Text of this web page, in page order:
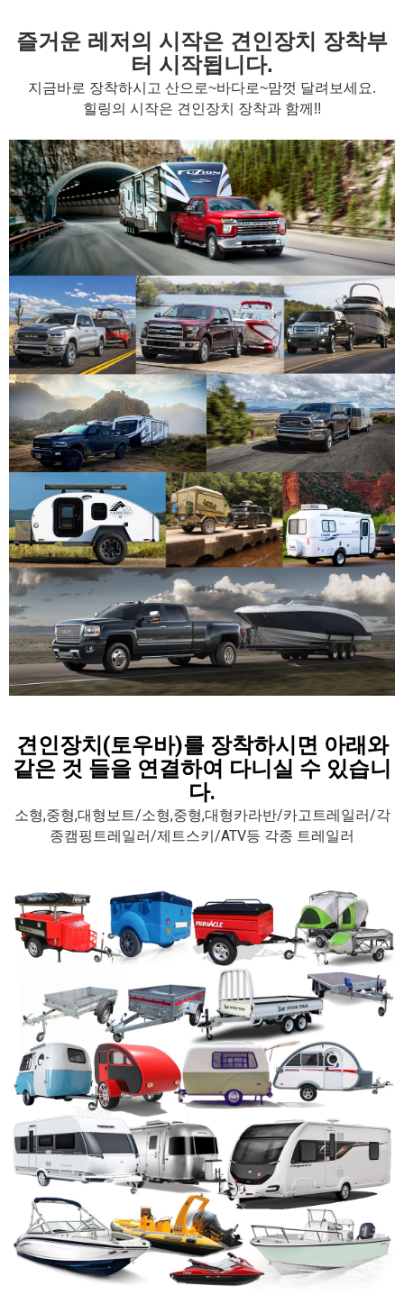
즐거운 레저의 시작은 견인장치 장착부
터 시작됩니다.
지금바로 장착하시고 산으로~바다로~맘껏 달려보세요.
힐링의 시작은 견인장치 장착과 함께!!
견인장치(토우바)를 장착하시면 아래와
같은 것 들을 연결하여 다니실 수 있습니
다.
소형,중형,대형보트/소형,중형,대형카라반/카고트레일러/각
종캠핑트레일러/제트스키/ATV등 각종 트레일러